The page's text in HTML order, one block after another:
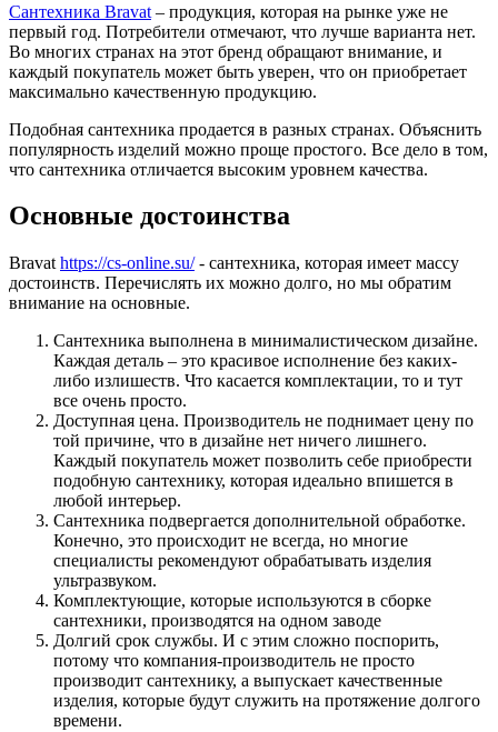
Сантехника Bravat – продукция, которая на рынке уже не
первый год. Потребители отмечают, что лучше варианта нет.
Во многих странах на этот бренд обращают внимание, и
каждый покупатель может быть уверен, что он приобретает
максимально качественную продукцию.
Подобная сантехника продается в разных странах. Объяснить
популярность изделий можно проще простого. Все дело в том,
что сантехника отличается высоким уровнем качества.
Основные достоинства
Bravat https://cs-online.su/- сантехника, которая имеет массу
достоинств. Перечислять их можно долго, но мы обратим
внимание на основные.
Сантехника выполнена в минималистическом дизайне.
Каждая деталь – это красивое исполнение без каких-
либо излишеств. Что касается комплектации, то и тут
все очень просто.
Доступная цена. Производитель не поднимает цену по
той причине, что в дизайне нет ничего лишнего.
Каждый покупатель может позволить себе приобрести
подобную сантехнику, которая идеально впишется в
любой интерьер.
Сантехника подвергается дополнительной обработке.
Конечно, это происходит не всегда, но многие
специалисты рекомендуют обрабатывать изделия
ультразвуком.
Комплектующие, которые используются в сборке
сантехники, производятся на одном заводе
Долгий срок службы. И с этим сложно поспорить,
потому что компания-производитель не просто
производит сантехнику, а выпускает качественные
изделия, которые будут служить на протяжение долгого
времени.